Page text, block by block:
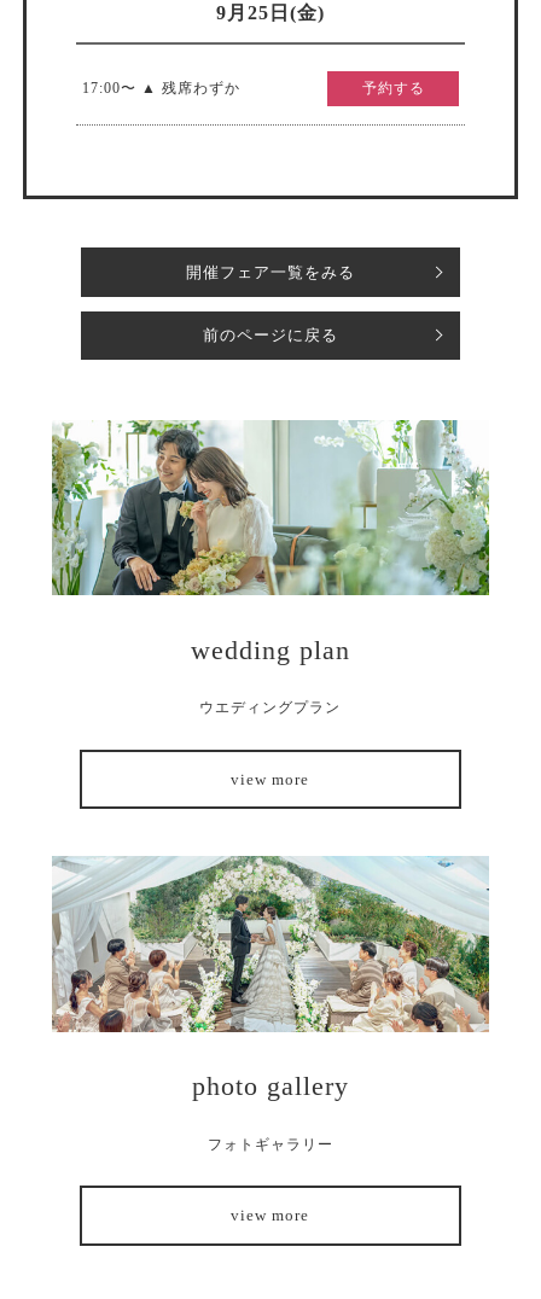
9月25日(金)
17:00〜 ▲ 残席わずか 予約する
開催フェア一覧をみる
前のページに戻る
wedding plan
ウエディングプラン
view more
photo gallery
フォトギャラリー
view more